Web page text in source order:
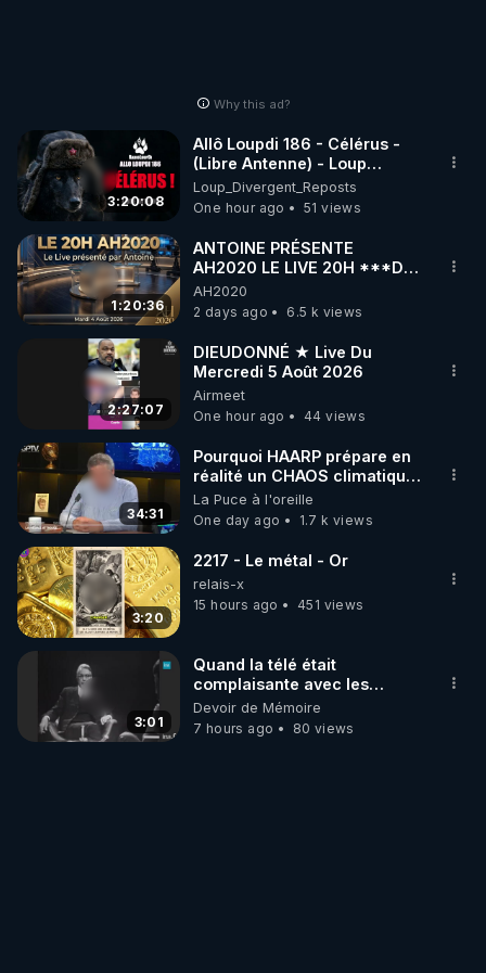
Why this ad?
3:20:08
Allô Loupdi 186 - Célérus -
(Libre Antenne) - Loup
Divergent 2026.08.06
Loup_Divergent_Reposts
One hour ago
51 views
1:20:36
ANTOINE PRÉSENTE
AH2020 LE LIVE 20H ***DU
04/08/2026*** 📷LE
GRAND RÉVEIL EST EN
MARCHE 📷
AH2020
2 days ago
6.5 k views
2:27:07
DIEUDONNÉ ★ Live Du
Mercredi 5 Août 2026
Airmeet
One hour ago
44 views
34:31
Pourquoi HAARP prépare en
réalité un CHAOS climatique,
on répond
La Puce à l'oreille
One day ago
1.7 k views
3:20
2217 - Le métal - Or
relais-x
15 hours ago
451 views
3:01
Quand la télé était
complaisante avec les
pédophiles
Devoir de Mémoire
7 hours ago
80 views